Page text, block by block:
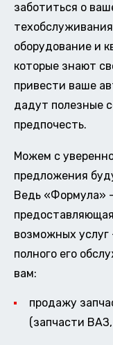
заботиться о
оборудование и
которые знают
привести ваше
дадут полезные
предпочесть.
Можем с
предложения
Ведь «Формула» -
возможных услуг
полного его
вам:
продажу
(запчасти